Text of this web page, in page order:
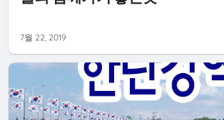
7월 22, 2019